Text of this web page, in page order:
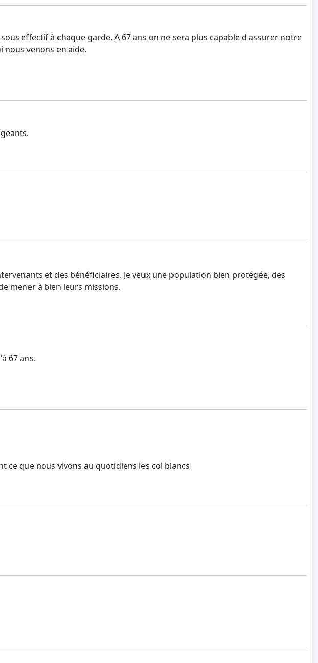
effectif à chaque garde. A 67 ans on ne sera plus capable d assurer notre
nous venons en aide.
et des bénéficiaires. Je veux une population bien protégée, des
mener à bien leurs missions.
67 ans.
ce que nous vivons au quotidiens les col blancs